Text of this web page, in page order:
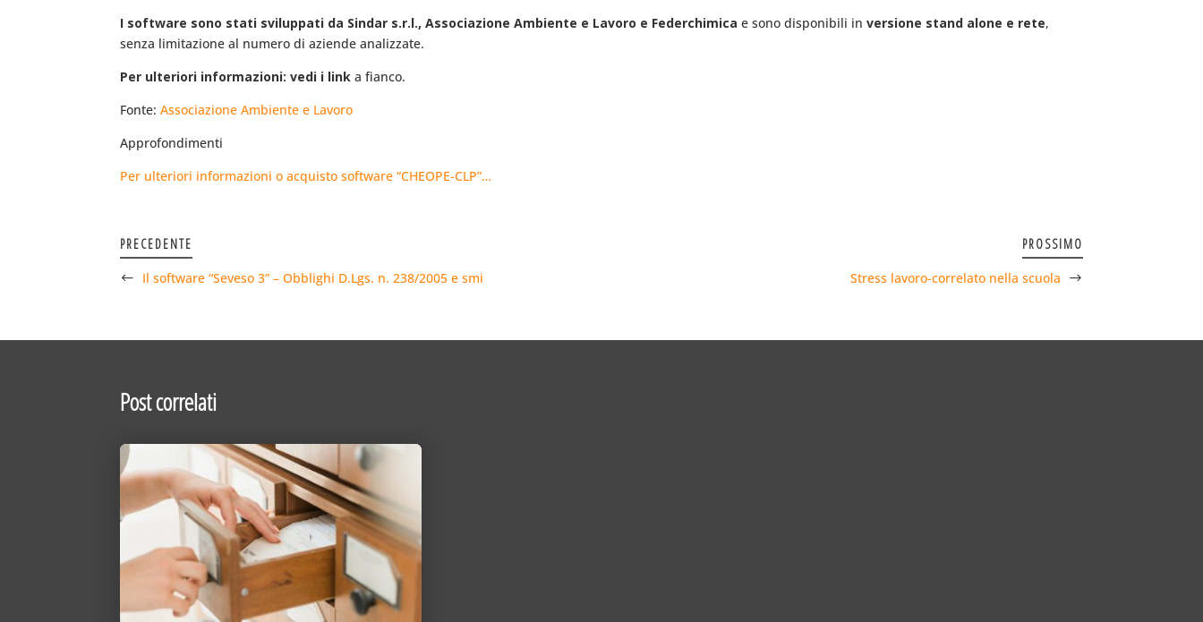
I software sono stati sviluppati da Sindar s.r.l., Associazione Ambiente e Lavoro e Federchimica e sono disponibili inversione stand alone e rete,
senza limitazione al numero di aziende analizzate.
Per ulteriori informazioni: vedi i link a fianco.
Fonte:Associazione Ambiente e Lavoro
Approfondimenti
Per ulteriori informazioni o acquisto software “CHEOPE-CLP”…
PRECEDENTE
Il software “Seveso 3” – Obblighi D.Lgs. n. 238/2005 e smi
PROSSIMO
Stress lavoro-correlato nella scuola
Post correlati